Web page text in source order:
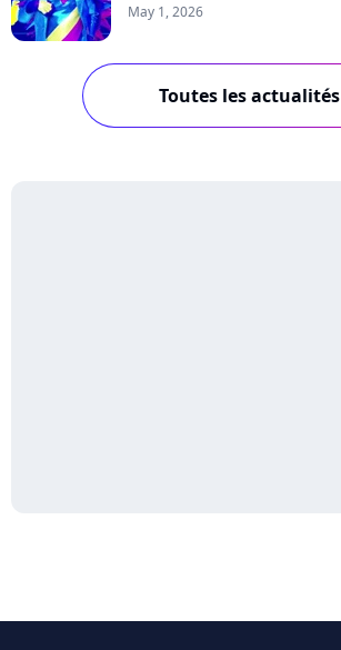
May 1, 2026
Toutes les actualités